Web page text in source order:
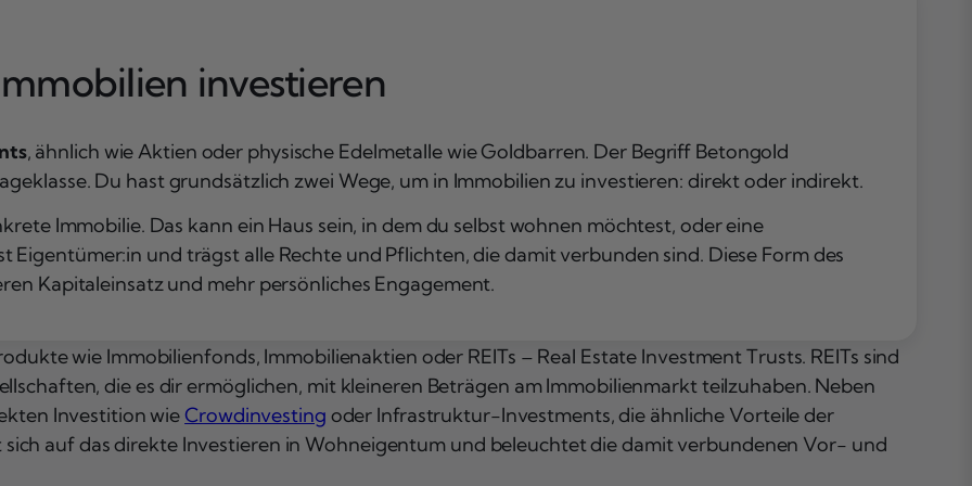
investieren
, ähnlich wie Aktien oder physische Edelmetalle wie Goldbarren. Der Begriff Betongold
Du hast grundsätzlich zwei Wege, um in Immobilien zu investieren: direkt oder indirekt.
Immobilie. Das kann ein Haus sein, in dem du selbst wohnen möchtest, oder eine
und trägst alle Rechte und Pflichten, die damit verbunden sind. Diese Form des
Kapitaleinsatz und mehr persönliches Engagement.
wie Immobilienfonds, Immobilienaktien oder REITs – Real Estate Investment Trusts. REITs sind
die es dir ermöglichen, mit kleineren Beträgen am Immobilienmarkt teilzuhaben. Neben
Investition wieCrowdinvesting oder Infrastruktur-Investments, die ähnliche Vorteile der
auf das direkte Investieren in Wohneigentum und beleuchtet die damit verbundenen Vor- und